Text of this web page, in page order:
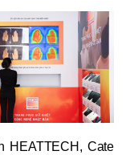
HEATTECH, Cate